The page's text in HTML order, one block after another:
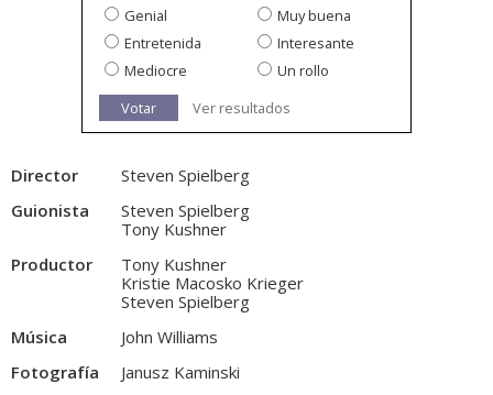
Genial
Muy buena
Entretenida
Interesante
Mediocre
Un rollo
Votar
Ver resultados
Director
Steven Spielberg
Guionista
Steven Spielberg
Tony Kushner
Productor
Tony Kushner
Kristie Macosko Krieger
Steven Spielberg
Música
John Williams
Fotografía
Janusz Kaminski